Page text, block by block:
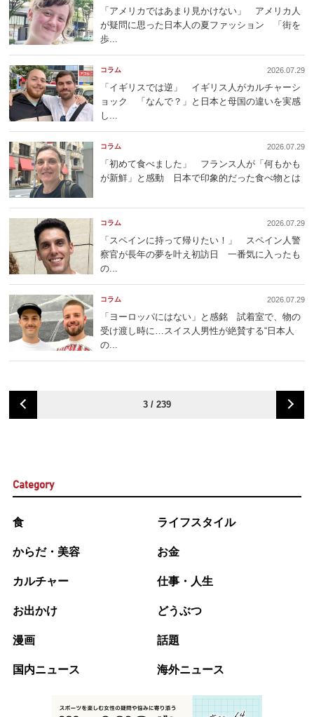
「アメリカではあまり見かけない」 アメリカ人
が疑問に思った日本人の夏ファッション 「街を
歩...
コラム 2026.07.29
「イギリスでは逆」 イギリス人がカルチャーシ
ョック 「なんで？」と日本と母国の違いを実感
し...
コラム 2026.07.29
「初めて食べました」 フランス人が「何もかも
が新鮮」と感動 日本で印象的だった食べ物とは
コラム 2026.07.29
「スペインに持って帰りたい！」 スペイン人警
察官が長年の夢を叶え初訪日 一番気に入ったも
の...
コラム 2026.07.29
「ヨーロッパにはない」と感銘 試着室で、物の
受け渡し時に…スイス人男性が絶賛する“日本人
の...
3 / 239
Category
食 ライフスタイル
からだ・美容 お金
カルチャー 仕事・人生
お出かけ どうぶつ
漫画 話題
国内ニュース 海外ニュース